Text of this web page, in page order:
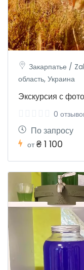
Закарпатье /
область, Украина
Экскурсия с
0
По запросу
от₴ 1 100